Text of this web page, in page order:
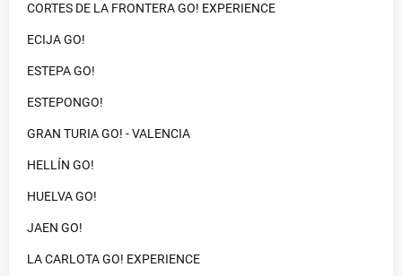
CORTES DE LA FRONTERA GO! EXPERIENCE
ECIJA GO!
ESTEPA GO!
ESTEPONGO!
GRAN TURIA GO! - VALENCIA
HELLÍN GO!
HUELVA GO!
JAEN GO!
LA CARLOTA GO! EXPERIENCE